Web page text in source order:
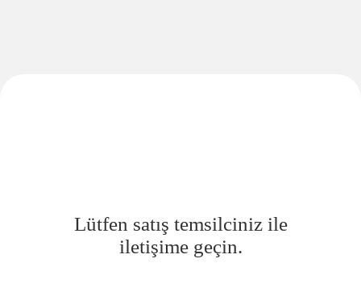
Lütfen satış temsilciniz ile
iletişime geçin.